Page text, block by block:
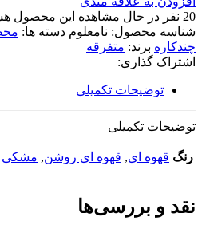
20 نفر در حال مشاهده این محصول
شناسه محصول: نامعلوم دسته ها:
چندکاره برند: متفرقه
اشتراک گذاری:
توضیحات تکمیلی
توضیحات تکمیلی
رنگ قهوه ای, قهوه ای روشن, مشکی
نقد و بررسی‌ها